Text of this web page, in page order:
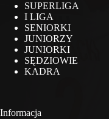
SUPERLIGA
I LIGA
SENIORKI
JUNIORZY
JUNIORKI
SĘDZIOWIE
KADRA
Informacja